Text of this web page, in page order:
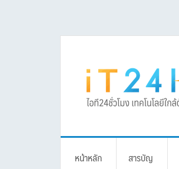
หน้าหลัก สารบัญ